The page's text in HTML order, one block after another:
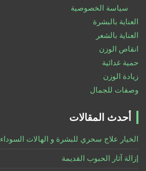
سياسة الخصوصية
العناية بالبشرة
العناية بالشعر
انقاص الوزن
حمية غدائية
زيادة الوزن
وصفات للجمال
أحدث المقالات
الخيار علاج سحري للبشرة و الهالات السوداء
إزالة آثار الحبوب القديمة